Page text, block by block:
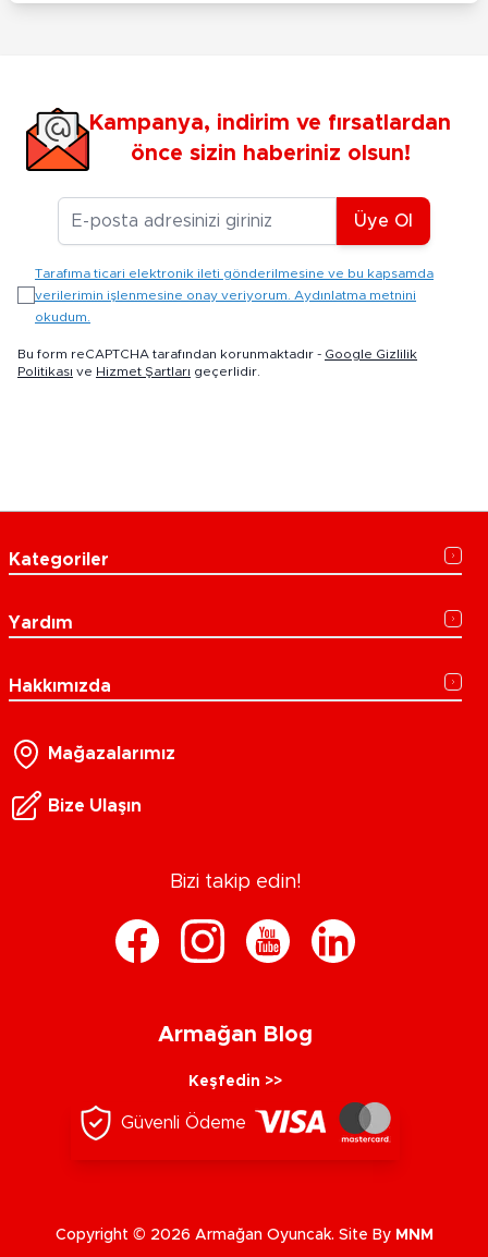
Kampanya, indirim ve fırsatlardan
önce sizin haberiniz olsun!
E-posta Adresiniz
Üye Ol
Tarafıma ticari elektronik ileti gönderilmesine ve bu kapsamda
verilerimin işlenmesine onay veriyorum. Aydınlatma metnini
okudum.
Bu form reCAPTCHA tarafından korunmaktadır - Google Gizlilik
Politikası ve Hizmet Şartları geçerlidir.
Kategoriler
Yardım
Hakkımızda
Mağazalarımız
Bize Ulaşın
Bizi takip edin!
Armağan Blog
Keşfedin >>
Güvenli Ödeme
Copyright © 2026 Armağan Oyuncak. Site By MNM